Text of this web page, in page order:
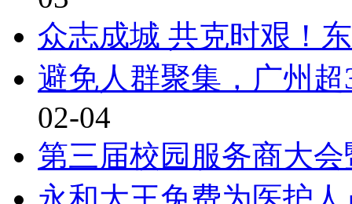
众志成城 共克时艰！
避免人群聚集，广州
02-04
第三届校园服务商大